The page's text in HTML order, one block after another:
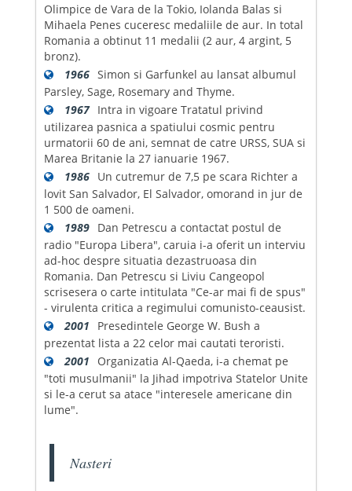
Olimpice de Vara de la Tokio, Iolanda Balas si
Mihaela Penes cuceresc medaliile de aur. In total
Romania a obtinut 11 medalii (2 aur, 4 argint, 5
bronz).
1966 Simon si Garfunkel au lansat albumul
Parsley, Sage, Rosemary and Thyme.
1967 Intra in vigoare Tratatul privind
utilizarea pasnica a spatiului cosmic pentru
urmatorii 60 de ani, semnat de catre URSS, SUA si
Marea Britanie la 27 ianuarie 1967.
1986 Un cutremur de 7,5 pe scara Richter a
lovit San Salvador, El Salvador, omorand in jur de
1 500 de oameni.
1989 Dan Petrescu a contactat postul de
radio "Europa Libera", caruia i-a oferit un interviu
ad-hoc despre situatia dezastruoasa din
Romania. Dan Petrescu si Liviu Cangeopol
scrisesera o carte intitulata "Ce-ar mai fi de spus"
- virulenta critica a regimului comunisto-ceausist.
2001
Presedintele George W. Bush a
prezentat lista a 22 celor mai cautati teroristi.
2001
Organizatia Al-Qaeda, i-a chemat pe
"toti musulmanii" la Jihad impotriva Statelor Unite
si le-a cerut sa atace "interesele americane din
lume".
Nasteri